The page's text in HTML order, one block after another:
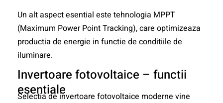
Un alt aspect esential este tehnologia MPPT
(Maximum Power Point Tracking), care optimizeaza
productia de energie in functie de conditiile de
iluminare.
Invertoare fotovoltaice – functii
esentiale
Selectia de invertoare fotovoltaice moderne vine